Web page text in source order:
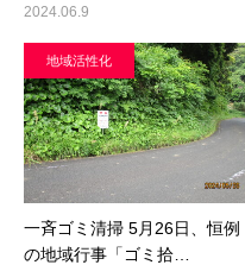
2024.06.9
地域活性化
一斉ゴミ清掃 5月26日、恒例
の地域行事「ゴミ拾…